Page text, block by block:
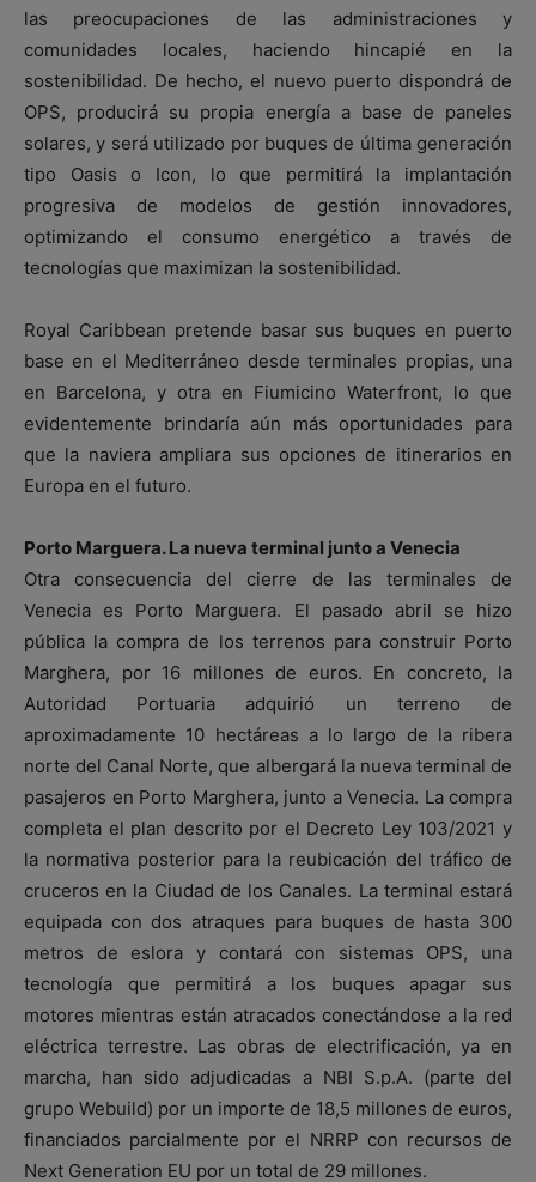
las preocupaciones de las administraciones y
comunidades locales, haciendo hincapié en la
sostenibilidad. De hecho, el nuevo puerto dispondrá de
OPS, producirá su propia energía a base de paneles
solares, y será utilizado por buques de última generación
tipo Oasis o Icon, lo que permitirá la implantación
progresiva de modelos de gestión innovadores,
optimizando el consumo energético a través de
tecnologías que maximizan la sostenibilidad.
Royal Caribbean pretende basar sus buques en puerto
base en el Mediterráneo desde terminales propias, una
en Barcelona, y otra en Fiumicino Waterfront, lo que
evidentemente brindaría aún más oportunidades para
que la naviera ampliara sus opciones de itinerarios en
Europa en el futuro.
Porto Marguera. La nueva terminal junto a Venecia
Otra consecuencia del cierre de las terminales de
Venecia es Porto Marguera. El pasado abril se hizo
pública la compra de los terrenos para construir Porto
Marghera, por 16 millones de euros. En concreto, la
Autoridad Portuaria adquirió un terreno de
aproximadamente 10 hectáreas a lo largo de la ribera
norte del Canal Norte, que albergará la nueva terminal de
pasajeros en Porto Marghera, junto a Venecia. La compra
completa el plan descrito por el Decreto Ley 103/2021 y
la normativa posterior para la reubicación del tráfico de
cruceros en la Ciudad de los Canales. La terminal estará
equipada con dos atraques para buques de hasta 300
metros de eslora y contará con sistemas OPS, una
tecnología que permitirá a los buques apagar sus
motores mientras están atracados conectándose a la red
eléctrica terrestre. Las obras de electrificación, ya en
marcha, han sido adjudicadas a NBI S.p.A. (parte del
grupo Webuild) por un importe de 18,5 millones de euros,
financiados parcialmente por el NRRP con recursos de
Next Generation EU por un total de 29 millones.